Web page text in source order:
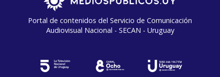
Portal de contenidos del Servicio de Comunicación
Audiovisual Nacional - SECAN - Uruguay